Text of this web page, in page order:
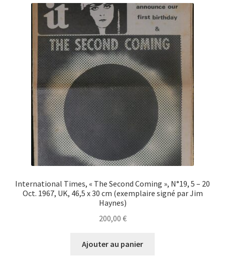
International Times, « The Second Coming », N°19, 5 – 20
Oct. 1967, UK, 46,5 x 30 cm (exemplaire signé par Jim
Haynes)
200,00 €
Ajouter au panier